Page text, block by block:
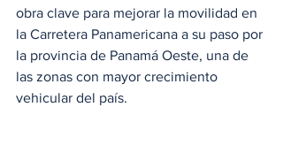
obra clave para mejorar la movilidad en
la Carretera Panamericana a su paso por
la provincia de Panamá Oeste, una de
las zonas con mayor crecimiento
vehicular del país.